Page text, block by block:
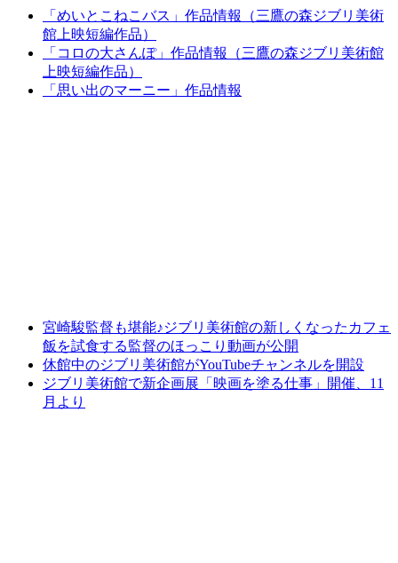
「めいとこねこバス」作品情報（三鷹の森ジブリ美術
館上映短編作品）
「コロの大さんぽ」作品情報（三鷹の森ジブリ美術館
上映短編作品）
「思い出のマーニー」作品情報
宮崎駿監督も堪能♪ジブリ美術館の新しくなったカフェ
飯を試食する監督のほっこり動画が公開
休館中のジブリ美術館がYouTubeチャンネルを開設
ジブリ美術館で新企画展「映画を塗る仕事」開催、11
月より